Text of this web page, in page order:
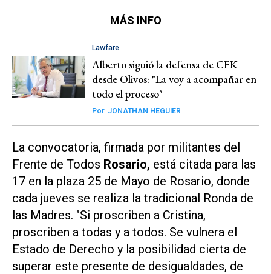
MÁS INFO
Lawfare
Alberto siguió la defensa de CFK
desde Olivos: "La voy a acompañar en
todo el proceso"
Por JONATHAN HEGUIER
La convocatoria, firmada por militantes del
Frente de Todos Rosario, está citada para las
17 en la plaza 25 de Mayo de Rosario, donde
cada jueves se realiza la tradicional Ronda de
las Madres. "Si proscriben a Cristina,
proscriben a todas y a todos. Se vulnera el
Estado de Derecho y la posibilidad cierta de
superar este presente de desigualdades, de